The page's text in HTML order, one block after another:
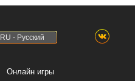
RU - Русский
Онлайн игры